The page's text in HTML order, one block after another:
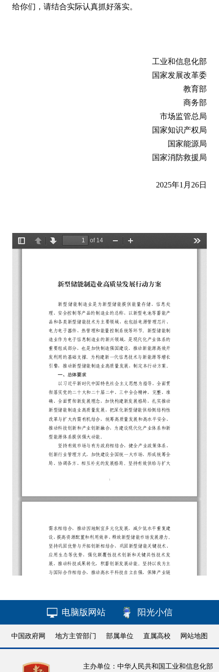
给你们，请结合实际认真抓好落实。
工业和信息化部
国家发展改革委
教育部
商务部
市场监管总局
国家知识产权局
国家能源局
国家消防救援局
2025年1月26日
电脑版网站 阳光小信
中国政府网 地方主管部门 部属单位 直属高校 网站地图
主办单位：中华人民共和国工业和信息化部